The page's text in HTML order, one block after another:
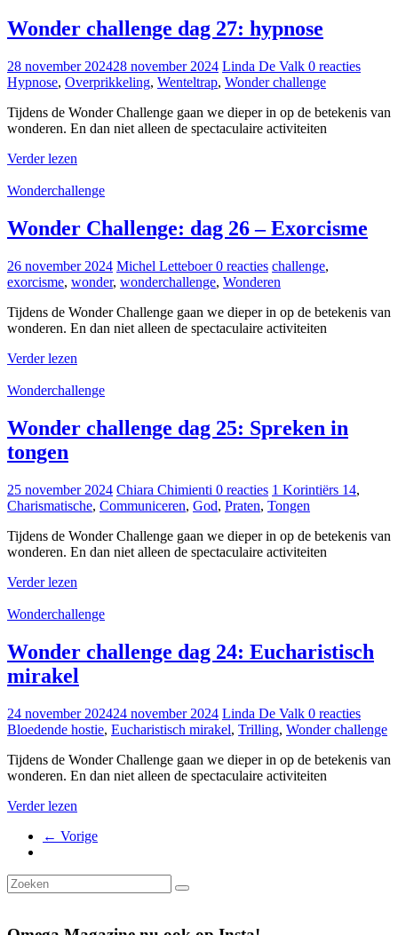
Wonder challenge dag 27: hypnose
28 november 202428 november 2024 Linda De Valk 0 reacties
Hypnose, Overprikkeling, Wenteltrap, Wonder challenge
Tijdens de Wonder Challenge gaan we dieper in op de betekenis van
wonderen. En dan niet alleen de spectaculaire activiteiten
Verder lezen
Wonderchallenge
Wonder Challenge: dag 26 – Exorcisme
26 november 2024 Michel Letteboer0 reacties challenge,
exorcisme, wonder, wonderchallenge, Wonderen
Tijdens de Wonder Challenge gaan we dieper in op de betekenis van
wonderen. En dan niet alleen de spectaculaire activiteiten
Verder lezen
Wonderchallenge
Wonder challenge dag 25: Spreken in
tongen
25 november 2024 Chiara Chimienti 0 reacties 1 Korintiërs 14,
Charismatische, Communiceren, God, Praten, Tongen
Tijdens de Wonder Challenge gaan we dieper in op de betekenis van
wonderen. En dan niet alleen de spectaculaire activiteiten
Verder lezen
Wonderchallenge
Wonder challenge dag 24: Eucharistisch
mirakel
24 november 202424 november 2024 Linda De Valk 0 reacties
Bloedende hostie, Eucharistisch mirakel, Trilling, Wonder challenge
Tijdens de Wonder Challenge gaan we dieper in op de betekenis van
wonderen. En dan niet alleen de spectaculaire activiteiten
Verder lezen
← Vorige